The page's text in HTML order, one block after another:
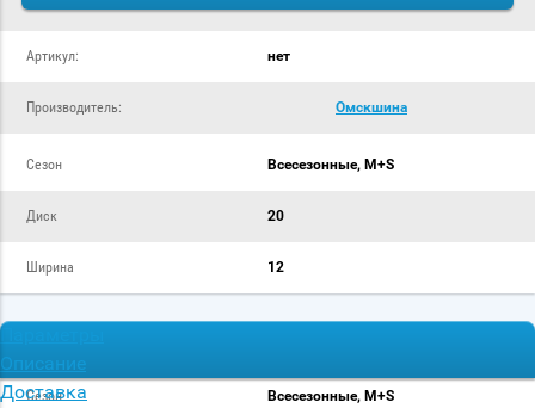
Артикул: нет
Производитель: Омскшина
Сезон Всесезонные, M+S
Диск 20
Ширина 12
Параметры
Описание
Доставка
Сезон Всесезонные, M+S